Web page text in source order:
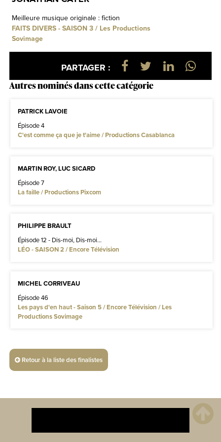
Meilleure musique originale : fiction
FAITS DIVERS - SAISON 3 / Les Productions
Sovimage
PARTAGER :
Autres nominés dans cette catégorie
PATRICK LAVOIE
Épisode 4
C'est comme ça que je t'aime / Productions Casablanca
MARTIN ROY, LUC SICARD
Épisode 7
La faille / Productions Pixcom
PHILIPPE BRAULT
Épisode 12 - Dis-moi, Dis-moi...
LÉO - SAISON 2 / Encore Télévision
MICHEL CORRIVEAU
Épisode 46
Les pays d'en haut - Saison 5 / Encore Télévision / Les
Productions Sovimage
Retour à la liste des finalistes